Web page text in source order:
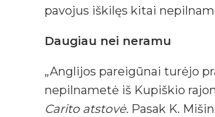
pavojus iškilęs kitai
Daugiau nei neramu
„Anglijos pareigūnai turėjo
nepilnametė iš Kupiškio
Carito atstovė. Pasak K.